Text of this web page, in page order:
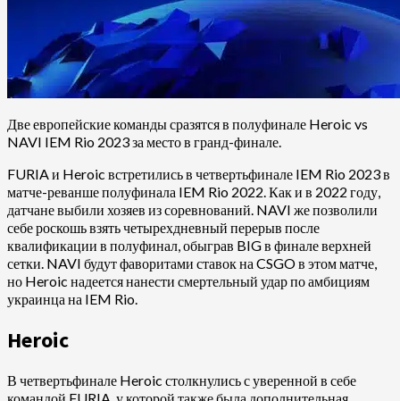
Две европейские команды сразятся в полуфинале Heroic vs
NAVI IEM Rio 2023 за место в гранд-финале.
FURIA и Heroic встретились в четвертьфинале IEM Rio 2023 в
матче-реванше полуфинала IEM Rio 2022. Как и в 2022 году,
датчане выбили хозяев из соревнований. NAVI же позволили
себе роскошь взять четырехдневный перерыв после
квалификации в полуфинал, обыграв BIG в финале верхней
сетки. NAVI будут фаворитами ставок на CSGO в этом матче,
но Heroic надеется нанести смертельный удар по амбициям
украинца на IEM Rio.
Heroic
В четвертьфинале Heroic столкнулись с уверенной в себе
командой FURIA, у которой также была дополнительная